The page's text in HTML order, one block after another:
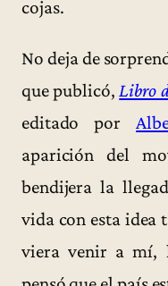
cojas.
No deja de
que publicó, Libro
editado por
aparición del
bendijera la
vida con esta idea
viera venir a mí,